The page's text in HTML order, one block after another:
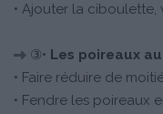
• Ajouter la ciboulette,
③• Les poireaux
• Faire réduire de
• Fendre les poireaux